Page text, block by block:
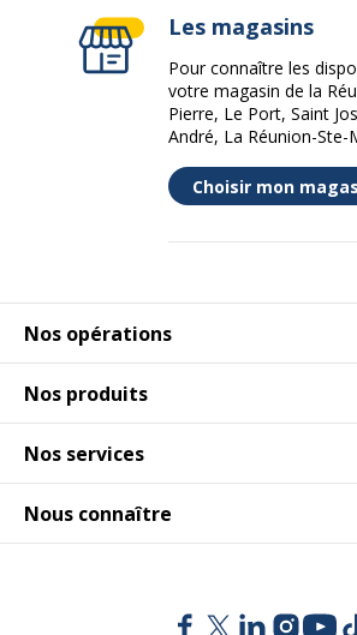
Nos opérations
Nos produits
Nos services
Nous connaître
Les magasins
Pour connaître les
votre magasin de la
Pierre, Le Port, Saint
André, La Réunion-Ste-
Choisir mon